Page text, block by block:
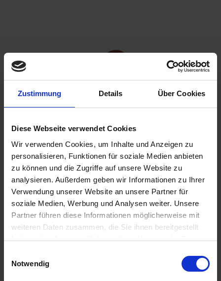
Zustimmung Details Über Cookies
Diese Webseite verwendet Cookies
Wir verwenden Cookies, um Inhalte und Anzeigen zu
personalisieren, Funktionen für soziale Medien anbieten
zu können und die Zugriffe auf unsere Website zu
analysieren. Außerdem geben wir Informationen zu Ihrer
Verwendung unserer Website an unsere Partner für
soziale Medien, Werbung und Analysen weiter. Unsere
Partner führen diese Informationen möglicherweise mit
weiteren Daten zusammen, die Sie ihnen bereitgestellt
haben oder die sie im Rahmen Ihrer Nutzung der Dienste
Cookies, wenn Sie unsere Webseite weiterhin nutzen.
Notwendig
inkl. ges. USt.,zzgl. Versandkosten
Sofort versandfertig, Lieferzeit ca. 2-4 Werktage innerhalb
Deutschlands
In den Warenkorb
Merken Bewerten
Artikel Nr.: 1612060
Beschreibung
Vf 13,5 x 18,5 Ersatz-Dichtring für den Benzinhahn mit
geradem Abgang.. Passt zwischen Tank und...
mehr